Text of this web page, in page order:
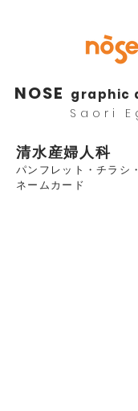
NOSE graphic
Saori
清水産婦人科
パンフレット・チラシ・
ネームカード